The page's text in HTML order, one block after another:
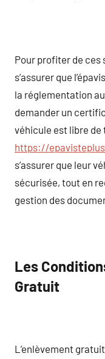
Pour profiter de ces
s’assurer que
la réglementation
demander un
véhicule est libre
https://
s’assurer que leur
sécurisée, tout en
gestion des
Les
Gratuit
L’enlèvement